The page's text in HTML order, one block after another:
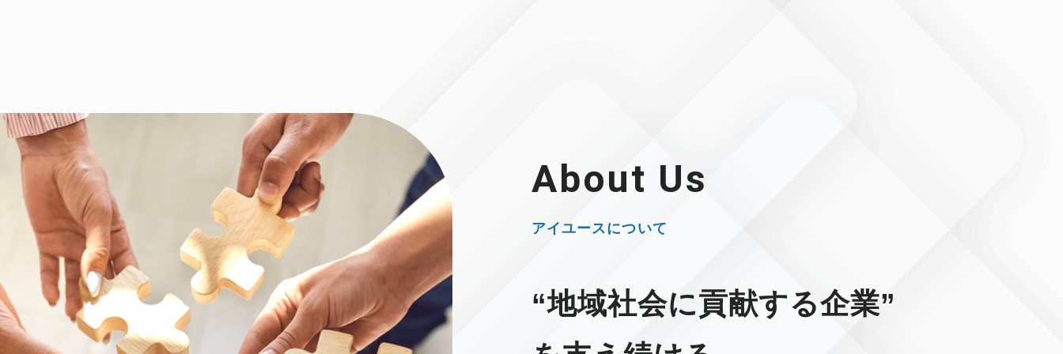
About Us
アイユースについて
“地域社会に貢献する企業”